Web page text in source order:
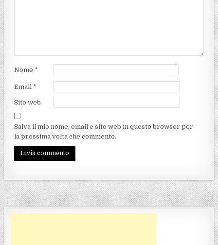
Nome *
Email *
Sito web
Salva il mio nome, email e sito web in questo browser per
la prossima volta che commento.